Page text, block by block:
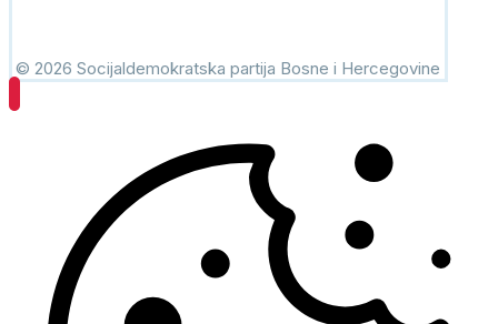
© 2026 Socijaldemokratska partija Bosne i Hercegovine